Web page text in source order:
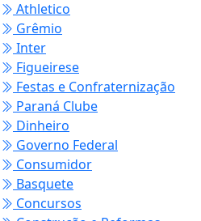
Athletico
Grêmio
Inter
Figueirese
Festas e Confraternização
Paraná Clube
Dinheiro
Governo Federal
Consumidor
Basquete
Concursos